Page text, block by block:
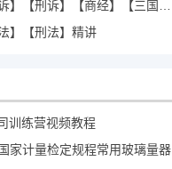
】【刑法】精讲
训练营视频教程
家计量检定规程常用玻璃量器